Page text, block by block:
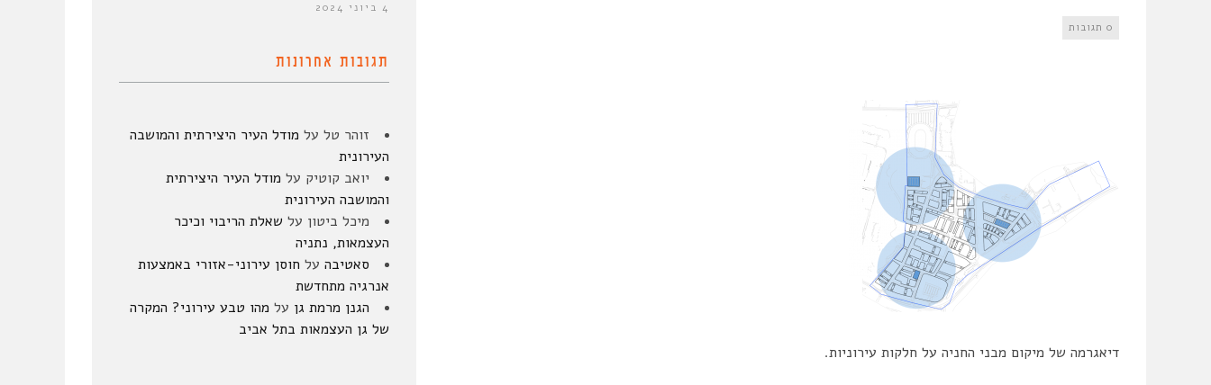
0 תגובות
דיאגרמה של מיקום מבני החניה על חלקות עירוניות.
4 ביוני 2024
תגובות אחרונות
זוהר טל על מודל העיר היצירתית והמושבה
העירונית
יואב קוטיק על מודל העיר היצירתית
והמושבה העירונית
מיכל ביטון על שאלת הריבוי וכיכר
העצמאות, נתניה
סאטיבה על חוסן עירוני-אזורי באמצעות
אנרגיה מתחדשת
הגנן מרמת גן על מהו טבע עירוני? המקרה
של גן העצמאות בתל אביב